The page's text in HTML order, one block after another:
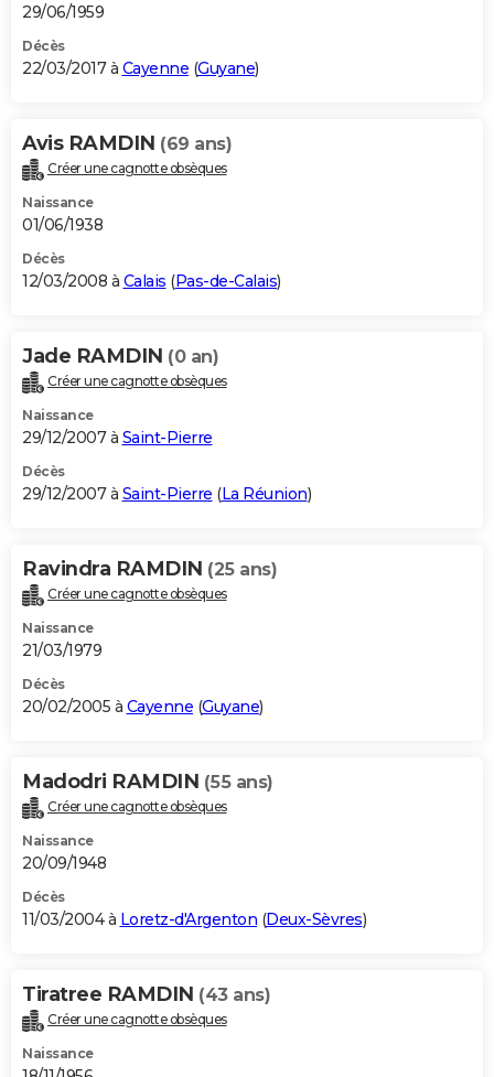
29/06/1959
Décès
22/03/2017 à Cayenne (Guyane)
Avis RAMDIN (69 ans)
Créer une cagnotte obsèques
Naissance
01/06/1938
Décès
12/03/2008 à Calais (Pas-de-Calais)
Jade RAMDIN (0 an)
Créer une cagnotte obsèques
Naissance
29/12/2007 à Saint-Pierre
Décès
29/12/2007 à Saint-Pierre (La Réunion)
Ravindra RAMDIN (25 ans)
Créer une cagnotte obsèques
Naissance
21/03/1979
Décès
20/02/2005 à Cayenne (Guyane)
Madodri RAMDIN (55 ans)
Créer une cagnotte obsèques
Naissance
20/09/1948
Décès
11/03/2004 à Loretz-d'Argenton (Deux-Sèvres)
Tiratree RAMDIN (43 ans)
Créer une cagnotte obsèques
Naissance